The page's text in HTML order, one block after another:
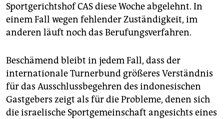
Sportgerichtshof CAS diese Woche abgelehnt. In
einem Fall wegen fehlender Zuständigkeit, im
anderen läuft noch das Berufungsverfahren.
Beschämend bleibt in jedem Fall, dass der
internationale Turnerbund größeres Verständnis
für das Ausschlussbegehren des indonesischen
Gastgebers zeigt als für die Probleme, denen sich
die israelische Sportgemeinschaft angesichts eines